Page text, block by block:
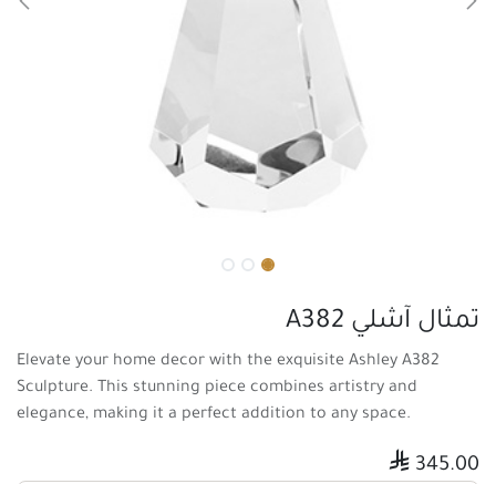
تمثال آشلي A382
Elevate your home decor with the exquisite Ashley A382
Sculpture. This stunning piece combines artistry and
elegance, making it a perfect addition to any space.
345.00